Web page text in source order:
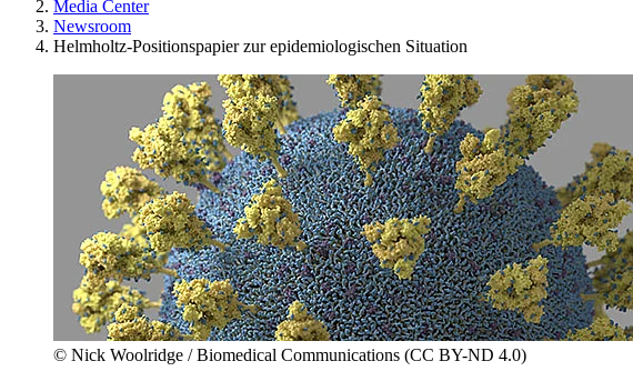
Media Center
Newsroom
Helmholtz-Positionspapier zur epidemiologischen Situation
© Nick Woolridge / Biomedical Communications (CC BY-ND 4.0)